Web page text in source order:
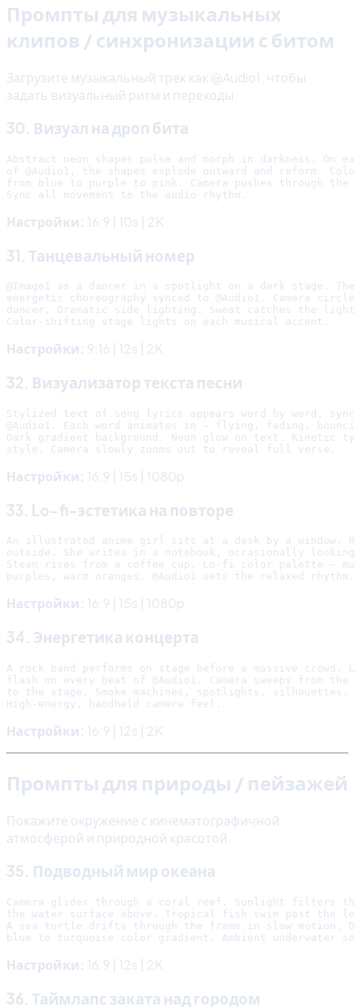
Промпты для музыкальных
клипов / синхронизации с битом
Загрузите музыкальный трек как @Audio1, чтобы
задать визуальный ритм и переходы.
30. Визуал на дроп бита
Abstract neon shapes pulse and morph in darkness. On
of @Audio1, the shapes explode outward and reform.
from blue to purple to pink. Camera pushes through the
Настройки: 16:9 | 10s | 2K
31. Танцевальный номер
@Image1 as a dancer in a spotlight on a dark stage.
energetic choreography synced to @Audio1. Camera
dancer. Dramatic side lighting. Sweat catches the
Настройки: 9:16 | 12s | 2K
32. Визуализатор текста песни
Stylized text of song lyrics appears word by word,
@Audio1. Each word animates in — flying, fading,
Dark gradient background. Neon glow on text. Kinetic
Настройки: 16:9 | 15s | 1080p
33. Lo-fi-эстетика на повторе
An illustrated anime girl sits at a desk by a window.
outside. She writes in a notebook, occasionally
Steam rises from a coffee cup. Lo-fi color palette —
Настройки: 16:9 | 15s | 1080p
34. Энергетика концерта
A rock band performs on stage before a massive crowd.
flash on every beat of @Audio1. Camera sweeps from the
to the stage. Smoke machines, spotlights, silhouettes.
Настройки: 16:9 | 12s | 2K
Промпты для природы / пейзажей
Покажите окружение с кинематографичной
атмосферой и природной красотой.
35. Подводный мир океана
Camera glides through a coral reef. Sunlight filters
the water surface above. Tropical fish swim past the
A sea turtle drifts through the frame in slow motion.
Настройки: 16:9 | 12s | 2K
36. Таймлапс заката над городом